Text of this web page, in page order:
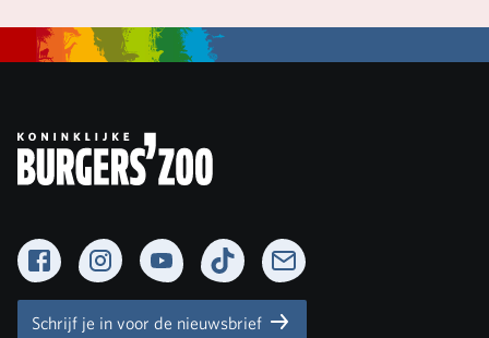
FacebookInstagramYouTubeTikTok Newsletter
Schrijf je in voor de nieuwsbrief